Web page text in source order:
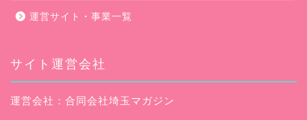
運営サイト・事業一覧
サイト運営会社
運営会社：合同会社埼玉マガジン